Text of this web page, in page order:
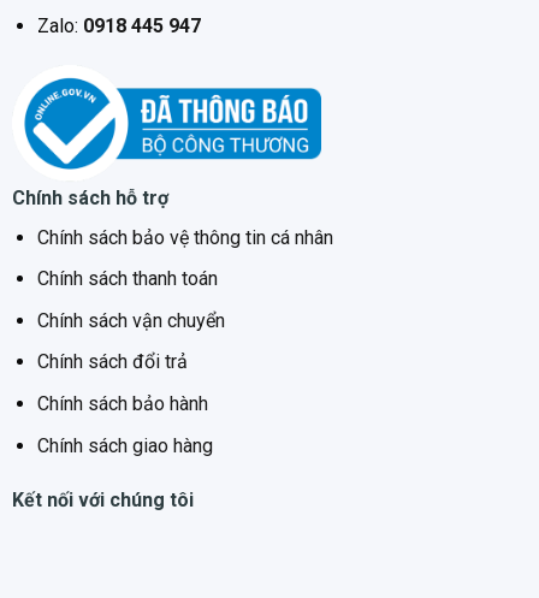
Zalo: 0918 445 947
Chính sách hỗ trợ
Chính sách bảo vệ thông tin cá nhân
Chính sách thanh toán
Chính sách vận chuyển
Chính sách đổi trả
Chính sách bảo hành
Chính sách giao hàng
Kết nối với chúng tôi